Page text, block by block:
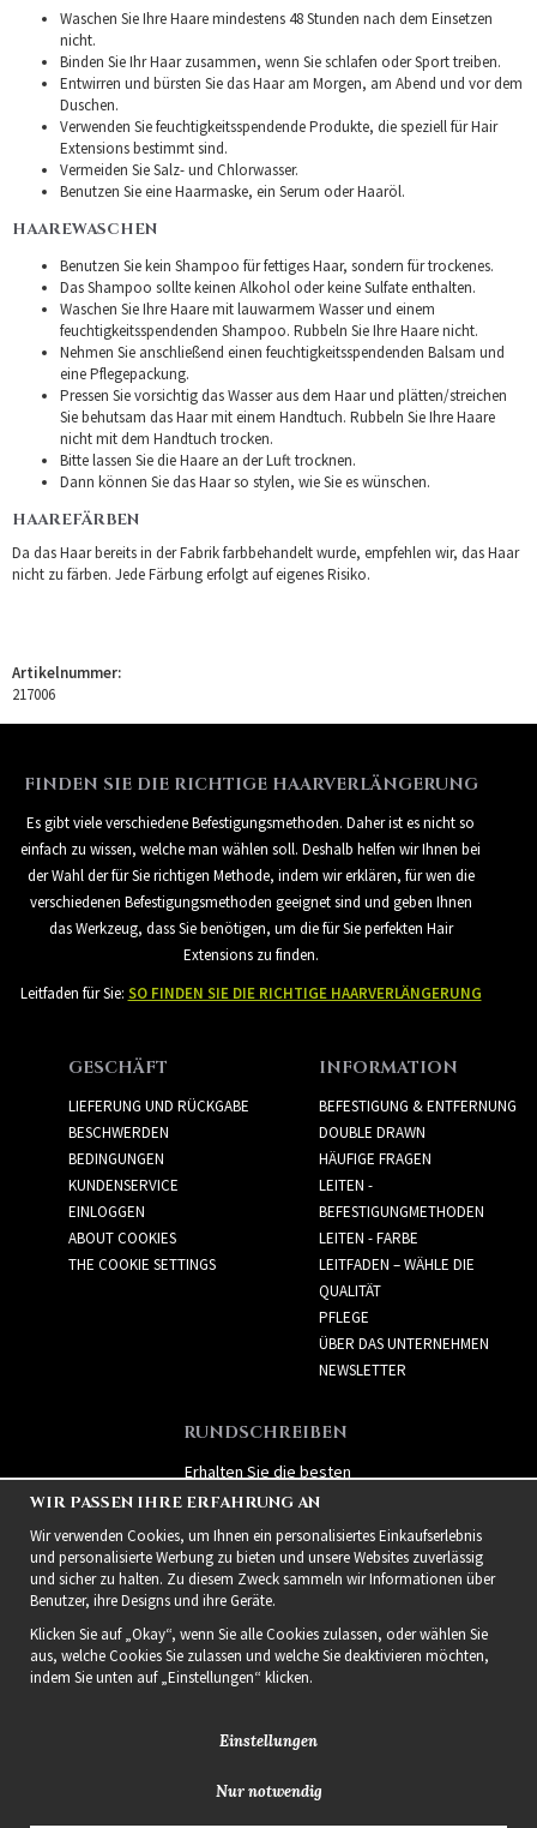
Waschen Sie Ihre Haare mindestens 48 Stunden nach dem Einsetzen
nicht.
Binden Sie Ihr Haar zusammen, wenn Sie schlafen oder Sport treiben.
Entwirren und bürsten Sie das Haar am Morgen, am Abend und vor dem
Duschen.
Verwenden Sie feuchtigkeitsspendende Produkte, die speziell für Hair
Extensions bestimmt sind.
Vermeiden Sie Salz- und Chlorwasser.
Benutzen Sie eine Haarmaske, ein Serum oder Haaröl.
HAAREWASCHEN
Benutzen Sie kein Shampoo für fettiges Haar, sondern für trockenes.
Das Shampoo sollte keinen Alkohol oder keine Sulfate enthalten.
Waschen Sie Ihre Haare mit lauwarmem Wasser und einem
feuchtigkeitsspendenden Shampoo. Rubbeln Sie Ihre Haare nicht.
Nehmen Sie anschließend einen feuchtigkeitsspendenden Balsam und
eine Pflegepackung.
Pressen Sie vorsichtig das Wasser aus dem Haar und plätten/streichen
Sie behutsam das Haar mit einem Handtuch. Rubbeln Sie Ihre Haare
nicht mit dem Handtuch trocken.
Bitte lassen Sie die Haare an der Luft trocknen.
Dann können Sie das Haar so stylen, wie Sie es wünschen.
HAAREFÄRBEN
Da das Haar bereits in der Fabrik farbbehandelt wurde, empfehlen wir, das Haar
nicht zu färben. Jede Färbung erfolgt auf eigenes Risiko.
Artikelnummer:
217006
FINDEN SIE DIE RICHTIGE HAARVERLÄNGERUNG
Es gibt viele verschiedene Befestigungsmethoden. Daher ist es nicht so
einfach zu wissen, welche man wählen soll. Deshalb helfen wir Ihnen bei
der Wahl der für Sie richtigen Methode, indem wir erklären, für wen die
verschiedenen Befestigungsmethoden geeignet sind und geben Ihnen
das Werkzeug, dass Sie benötigen, um die für Sie perfekten Hair
Extensions zu finden.
Leitfaden für Sie: SO FINDEN SIE DIE RICHTIGE HAARVERLÄNGERUNG
GESCHÄFT
LIEFERUNG UND RÜCKGABE
BESCHWERDEN
BEDINGUNGEN
KUNDENSERVICE
EINLOGGEN
ABOUT COOKIES
THE COOKIE SETTINGS
INFORMATION
BEFESTIGUNG & ENTFERNUNG
DOUBLE DRAWN
HÄUFIGE FRAGEN
LEITEN -
BEFESTIGUNGMETHODEN
LEITEN - FARBE
LEITFADEN – WÄHLE DIE
QUALITÄT
PFLEGE
ÜBER DAS UNTERNEHMEN
NEWSLETTER
RUNDSCHREIBEN
Erhalten Sie die besten
Angebote und spannende
neue Produkte!
2021 Delightful Hair
WIR PASSEN IHRE ERFAHRUNG AN
Wir verwenden Cookies, um Ihnen ein personalisiertes Einkaufserlebnis
und personalisierte Werbung zu bieten und unsere Websites zuverlässig
und sicher zu halten. Zu diesem Zweck sammeln wir Informationen über
Benutzer, ihre Designs und ihre Geräte.
Klicken Sie auf „Okay“, wenn Sie alle Cookies zulassen, oder wählen Sie
aus, welche Cookies Sie zulassen und welche Sie deaktivieren möchten,
indem Sie unten auf „Einstellungen“ klicken.
Einstellungen
Nur notwendig